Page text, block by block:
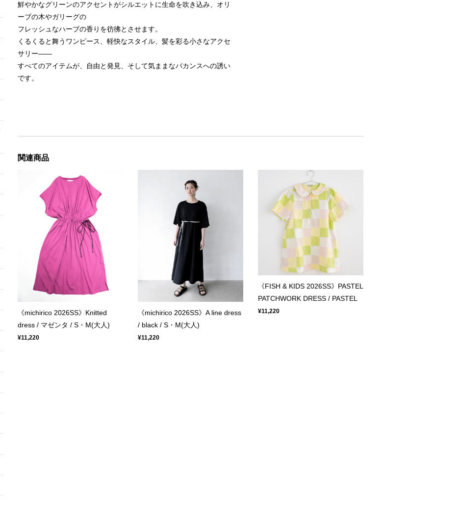
鮮やかなグリーンのアクセントがシルエットに生命を吹き込み、オリ
ーブの木やガリーグの
フレッシュなハーブの香りを彷彿とさせます。
くるくると舞うワンピース、軽快なスタイル、髪を彩る小さなアクセ
サリー——
すべてのアイテムが、自由と発見、そして気ままなバカンスへの誘い
です。
関連商品
《michirico 2026SS》Knitted
dress / マゼンタ / S・M(大人)
¥11,220
《michirico 2026SS》A line dress
/ black / S・M(大人)
¥11,220
《FISH & KIDS 2026SS》PASTEL
PATCHWORK DRESS / PASTEL
¥11,220